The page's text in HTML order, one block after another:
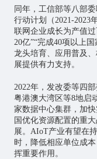
同年，工信部等八部
行动计划（2021-2023
联网企业成长为产值
20亿”“完成40项以上
龙头培育、应用普及
展提供有力支持。
2022年，发改委等四
粤港澳大湾区等8地启
家数据中心集群，加快
国优化资源配置的重
展。AIoT产业有望在
时，降低相应单位成
挥重要作用。